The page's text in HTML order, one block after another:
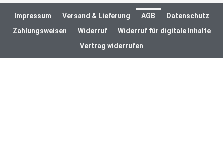
Impressum Versand & Lieferung AGB
Datenschutz
Zahlungsweisen
Widerruf
Widerruf für digitale Inhalte
Vertrag widerrufen